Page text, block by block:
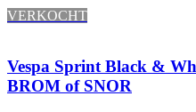
optie
kan
gekozen
VERKOCHT
Vespa Sprint Black &
BROM of SNOR